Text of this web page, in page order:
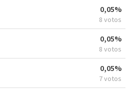
0,05%
8 votos
0,05%
8 votos
0,05%
7 votos